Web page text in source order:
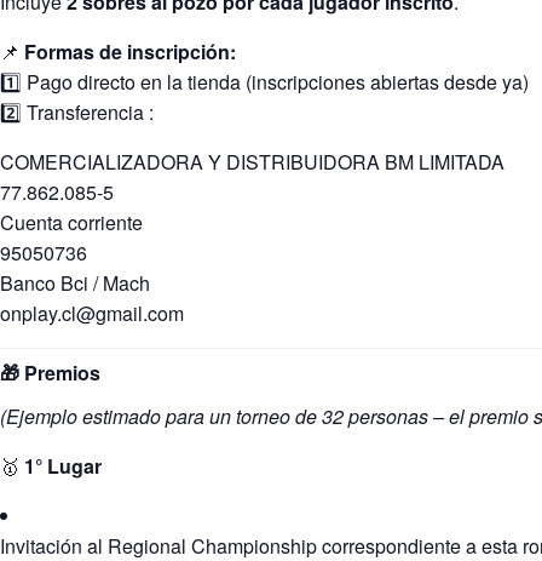
📌 Formas de inscripción:
1️⃣ Pago directo en la tienda (inscripciones abiertas desde ya)
2️⃣ Transferencia :
COMERCIALIZADORA Y DISTRIBUIDORA BM LIMITADA
77.862.085-5
Cuenta corriente
95050736
Banco Bci / Mach
onplay.cl@gmail.com
🎁 Premios
(Ejemplo estimado para un torneo de 32 personas – el
🥇 1° Lugar
Invitación al Regional Championship correspondiente a esta